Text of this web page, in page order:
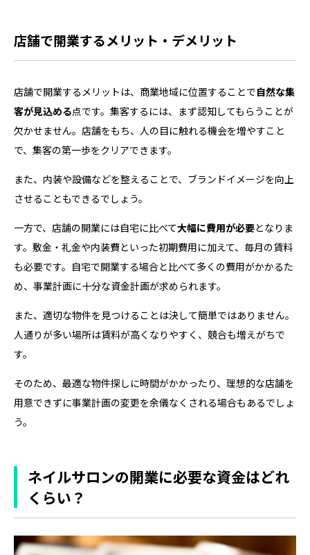
店舗で開業するメリット・デメリット
店舗で開業するメリットは、商業地域に位置することで自然な集
客が見込める点です。集客するには、まず認知してもらうことが
欠かせません。店舗をもち、人の目に触れる機会を増やすこと
で、集客の第一歩をクリアできます。
また、内装や設備などを整えることで、ブランドイメージを向上
させることもできるでしょう。
一方で、店舗の開業には自宅に比べて大幅に費用が必要となりま
す。敷金・礼金や内装費といった初期費用に加えて、毎月の賃料
も必要です。自宅で開業する場合と比べて多くの費用がかかるた
め、事業計画に十分な資金計画が求められます。
また、適切な物件を見つけることは決して簡単ではありません。
人通りが多い場所は賃料が高くなりやすく、競合も増えがちで
す。
そのため、最適な物件探しに時間がかかったり、理想的な店舗を
用意できずに事業計画の変更を余儀なくされる場合もあるでしょ
う。
ネイルサロンの開業に必要な資金はどれ
くらい？